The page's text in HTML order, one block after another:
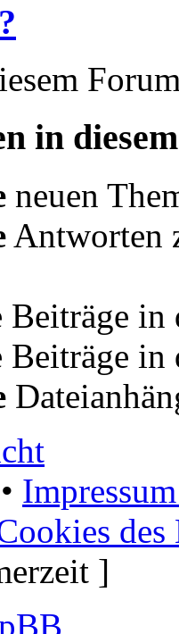
in
neuen
Antworten
Beiträge
Beiträge
•
des
]